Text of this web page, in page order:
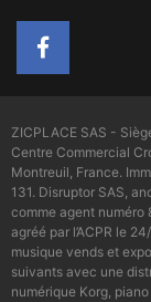
ZICPLACE SAS -
Centre Commercial
Montreuil, France.
131. Disruptor SAS,
comme agent numéro
agréé par l’ACPR le
musique vends et
suivants avec une
numérique Korg,